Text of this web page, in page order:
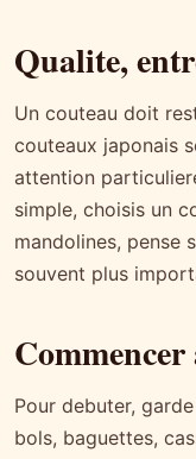
Qualite,
Un couteau doit
couteaux japonais
attention
simple, choisis un
mandolines, pense
souvent plus
Commencer
Pour debuter,
bols, baguettes,